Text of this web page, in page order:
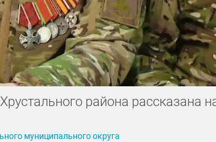
района рассказана
муниципального округа